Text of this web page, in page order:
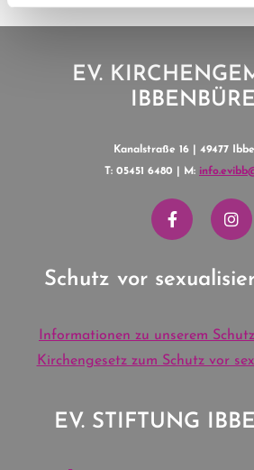
EV.
Kanalstraße 16 | 49477
T: 05451 6480 | M:
Schutz vor
Informationen zu unserem
Kirchengesetz zum Schutz vor
EV. STIFTUNG